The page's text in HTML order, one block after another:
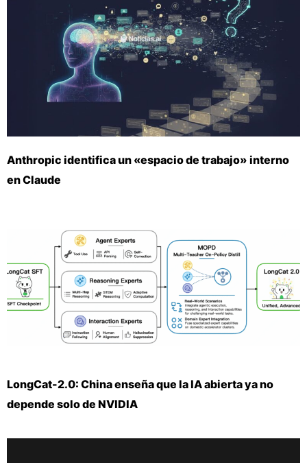
Anthropic identifica un «espacio de trabajo» interno
en Claude
LongCat-2.0: China enseña que la IA abierta ya no
depende solo de NVIDIA